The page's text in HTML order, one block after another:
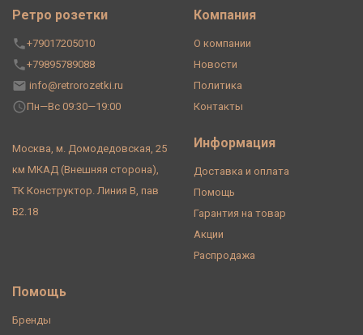
Ретро розетки
+79017205010
+79895789088
info@retrorozetki.ru
Пн—Вс 09:30—19:00
Москва, м. Домодедовская, 25
км МКАД (Внешняя сторона),
ТК Конструктор. Линия В, пав
В2.18
Компания
О компании
Новости
Политика
Контакты
Информация
Доставка и оплата
Помощь
Гарантия на товар
Акции
Распродажа
Помощь
Бренды